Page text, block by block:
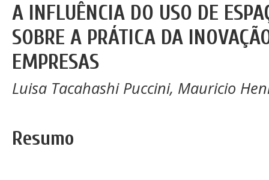
A INFLUÊNCIA DO USO DE
SOBRE A PRÁTICA DA
EMPRESAS
Luisa Tacahashi Puccini, Mauricio
Resumo